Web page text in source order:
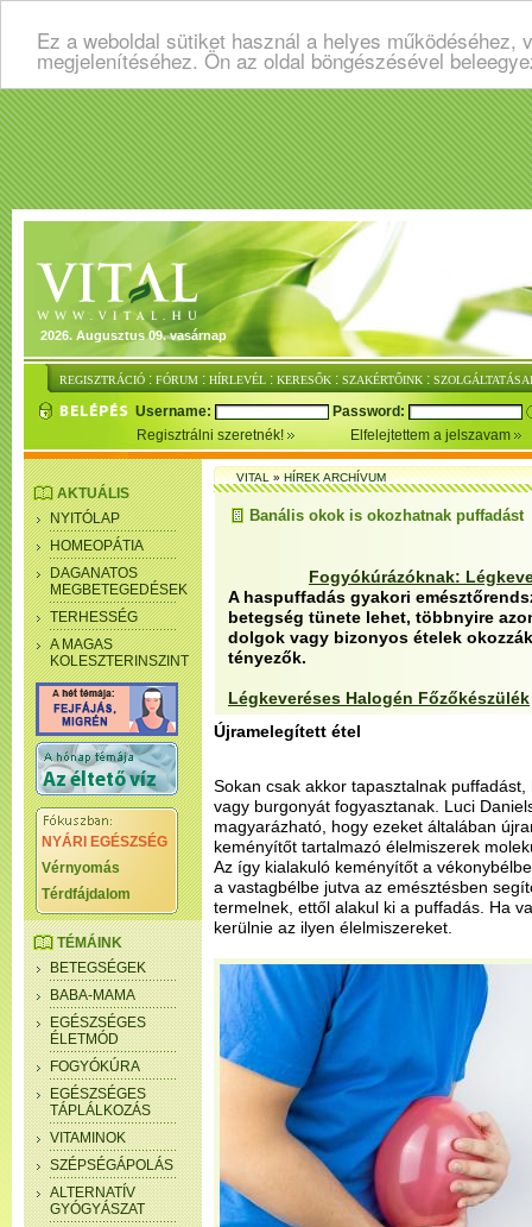
Ez a weboldal sütiket használ a helyes
megjelenítéséhez. Ön az oldal böngészésével
2026. Augusztus 09. vasárnap
REGISZTRÁCIÓ : FÓRUM : HÍRLEVÉL : KERESŐK : SZAKÉRTŐINK :
Username:
Password:
Regisztrálni szeretnék!
Elfelejtettem a jelszavam
AKTUÁLIS
NYITÓLAP
HOMEOPÁTIA
DAGANATOS
MEGBETEGEDÉSEK
TERHESSÉG
A MAGAS
KOLESZTERINSZINT
NYÁRI EGÉSZSÉG
Vérnyomás
Térdfájdalom
TÉMÁINK
BETEGSÉGEK
BABA-MAMA
EGÉSZSÉGES
ÉLETMÓD
FOGYÓKÚRA
EGÉSZSÉGES
TÁPLÁLKOZÁS
VITAMINOK
SZÉPSÉGÁPOLÁS
ALTERNATÍV
GYÓGYÁSZAT
VITAL»HÍREK ARCHÍVUM
Banális okok is okozhatnak puffadást
Fogyókúrázóknak:
A haspuffadás gyakori
betegség tünete lehet, többnyire
dolgok vagy bizonyos ételek
tényezők.
Légkeveréses Halogén Főzőkészülék
Újramelegített étel
Sokan csak akkor tapasztalnak
vagy burgonyát fogyasztanak. Luci
magyarázható, hogy ezeket általában
keményítőt tartalmazó élelmiszerek
Az így kialakuló keményítőt a
a vastagbélbe jutva az emésztésben
termelnek, ettől alakul ki a puffadás. Ha
kerülnie az ilyen élelmiszereket.